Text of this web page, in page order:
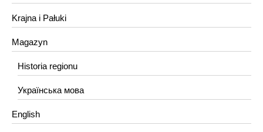
Krajna i Pałuki
Magazyn
Historia regionu
Українська мова
English